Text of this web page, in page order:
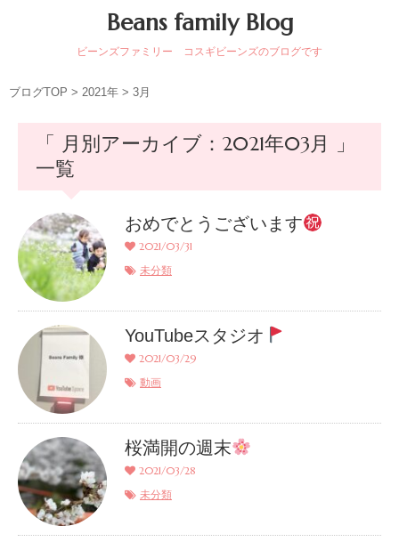
Beans family Blog
ビーンズファミリー コスギビーンズのブログです
ブログTOP > 2021年 > 3月
「 月別アーカイブ：2021年03月 」
一覧
おめでとうございます
2021/03/31
未分類
YouTubeスタジオ
2021/03/29
動画
桜満開の週末
2021/03/28
未分類